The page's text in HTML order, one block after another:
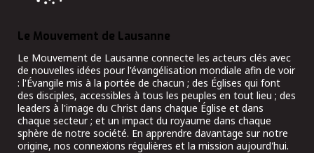
Le Mouvement de Lausanne
Le Mouvement de Lausanne connecte les acteurs clés avec
de nouvelles idées pour l'évangélisation mondiale afin de voir
: l'Évangile mis à la portée de chacun ; des Églises qui font
des disciples, accessibles à tous les peuples en tout lieu ; des
leaders à l'image du Christ dans chaque Église et dans
chaque secteur ; et un impact du royaume dans chaque
sphère de notre société. En apprendre davantage sur notre
origine, nos connexions régulières et la mission aujourd'hui.